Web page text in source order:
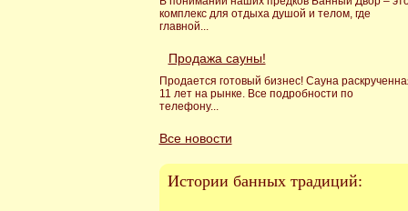
комплекс для отдыха душой и телом, где
главной...
Продажа сауны!
Продается готовый бизнес! Сауна
11 лет на рынке. Все подробности по
телефону...
Все новости
Истории банных традиций: